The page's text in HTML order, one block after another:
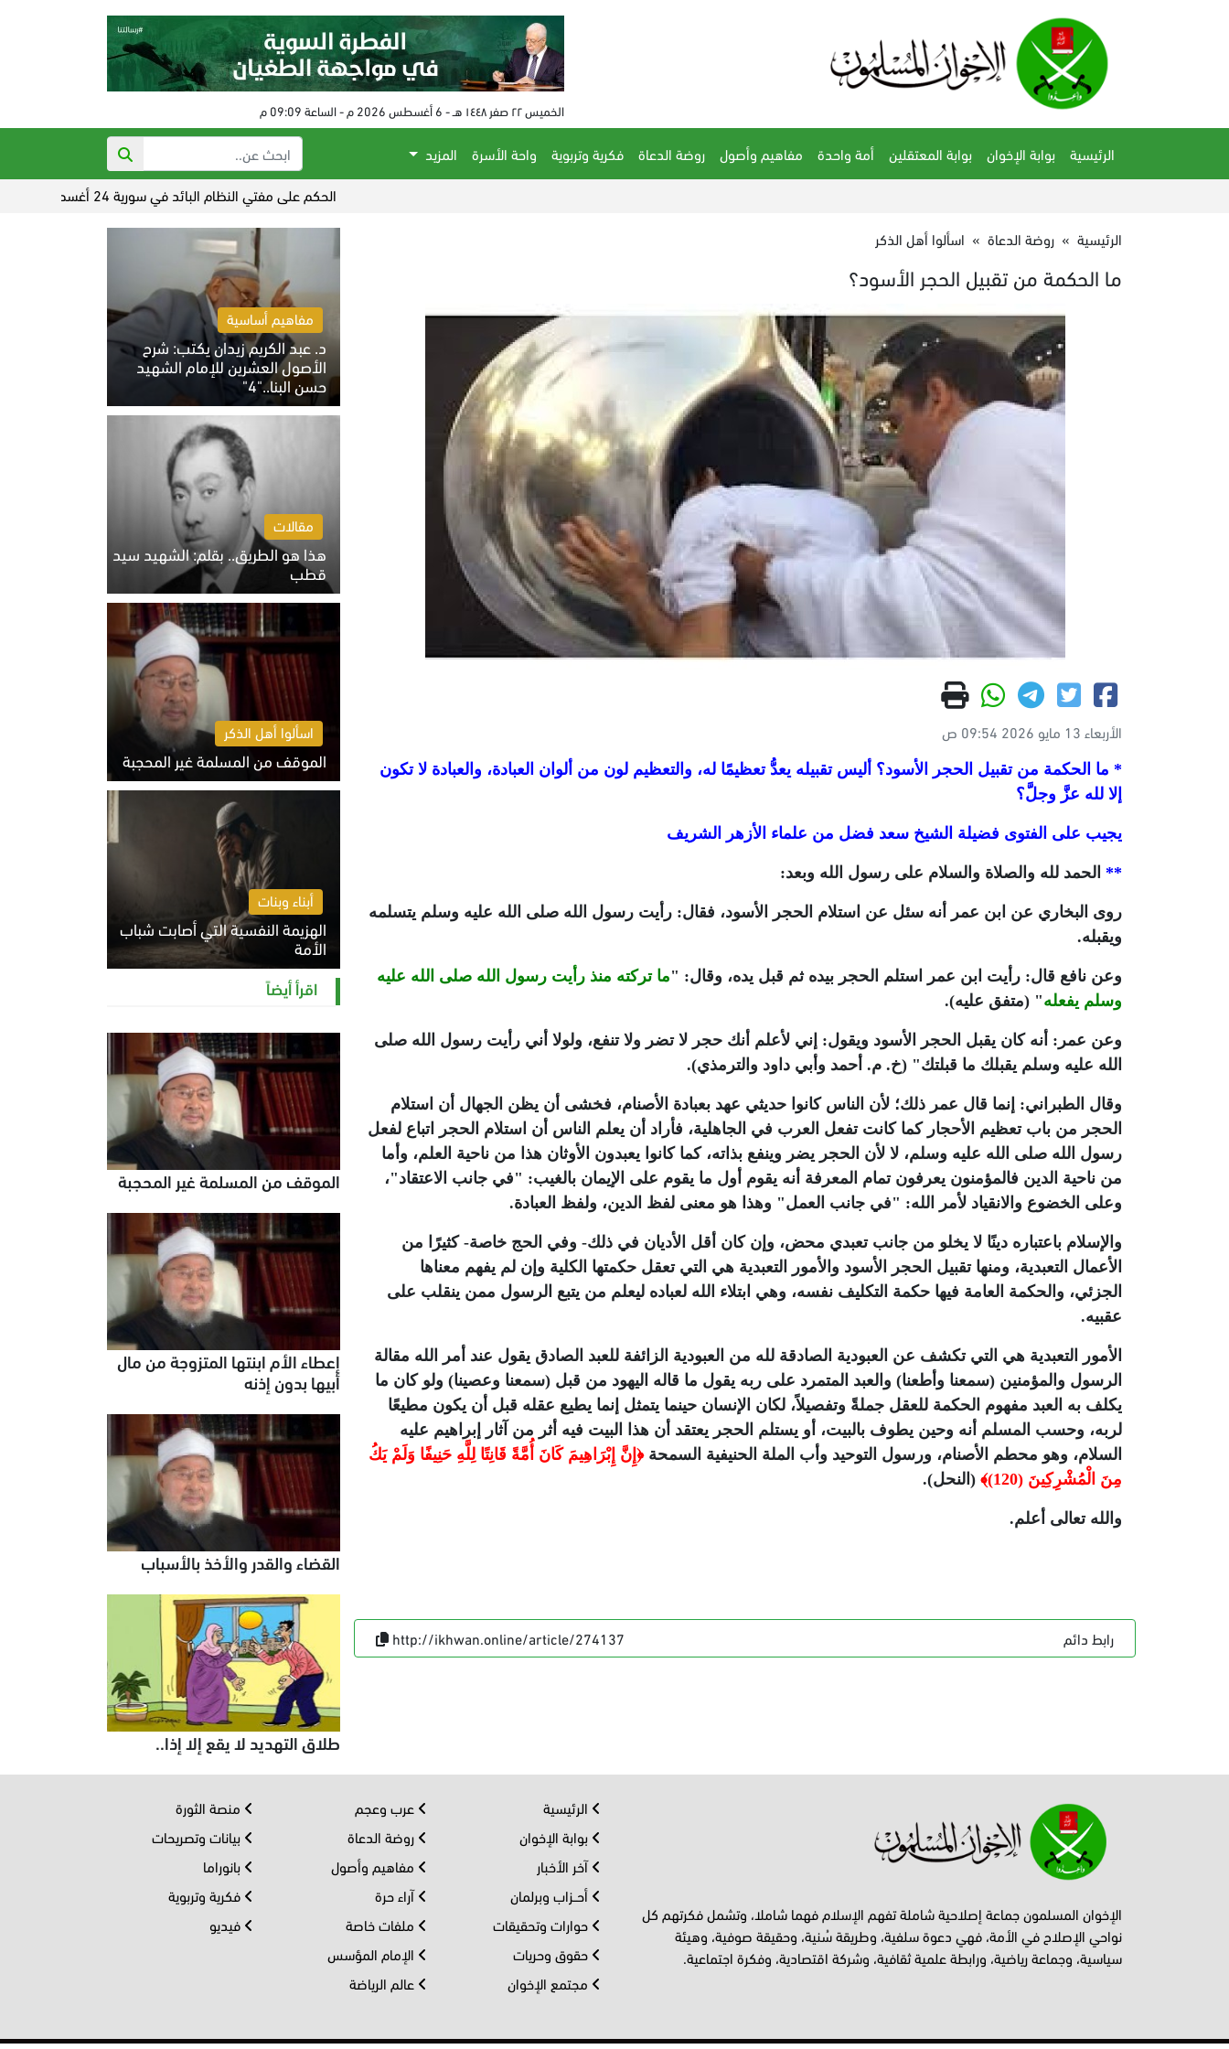
الخميس ٢٢ صفر ١٤٤٨ هـ - 6 أغسطس 2026 م - الساعة 09:09 م
الرئيسية بوابة الإخوان بوابة المعتقلين أمة واحدة مفاهيم وأصول روضة الدعاة فكرية وتربوية واحة الأسرة
المزيد
الحكم على مفتي النظام البائد في سورية 24 أغسطس
الرئيسية » روضة الدعاة » اسألوا أهل الذكر
ما الحكمة من تقبيل الحجر الأسود؟
الأربعاء 13 مايو 2026 09:54 ص
* ما الحكمة من تقبيل الحجر الأسود؟ أليس تقبيله يعدُّ تعظيمًا له، والتعظيم لون من ألوان العبادة، والعبادة لا تكون
إلا لله عزَّ وجلَّ؟
يجيب على الفتوى فضيلة الشيخ سعد فضل من علماء الأزهر الشريف
** الحمد لله والصلاة والسلام على رسول الله وبعد:
روى البخاري عن ابن عمر أنه سئل عن استلام الحجر الأسود، فقال: رأيت رسول الله صلى الله عليه وسلم يتسلمه
ويقبله.
وعن نافع قال: رأيت ابن عمر استلم الحجر بيده ثم قبل يده، وقال: "ما تركته منذ رأيت رسول الله صلى الله عليه
وسلم يفعله" (متفق عليه).
وعن عمر: أنه كان يقبل الحجر الأسود ويقول: إني لأعلم أنك حجر لا تضر ولا تنفع، ولولا أني رأيت رسول الله صلى
الله عليه وسلم يقبلك ما قبلتك" (خ. م. أحمد وأبي داود والترمذي).
وقال الطبراني: إنما قال عمر ذلك؛ لأن الناس كانوا حديثي عهد بعبادة الأصنام، فخشى أن يظن الجهال أن استلام
الحجر من باب تعظيم الأحجار كما كانت تفعل العرب في الجاهلية، فأراد أن يعلم الناس أن استلام الحجر اتباع لفعل
رسول الله صلى الله عليه وسلم، لا لأن الحجر يضر وينفع بذاته، كما كانوا يعبدون الأوثان هذا من ناحية العلم، وأما
من ناحية الدين فالمؤمنون يعرفون تمام المعرفة أنه يقوم أول ما يقوم على الإيمان بالغيب: "في جانب الاعتقاد"،
وعلى الخضوع والانقياد لأمر الله: "في جانب العمل" وهذا هو معنى لفظ الدين، ولفظ العبادة.
والإسلام باعتباره دينًا لا يخلو من جانب تعبدي محض، وإن كان أقل الأديان في ذلك- وفي الحج خاصة- كثيرًا من
الأعمال التعبدية، ومنها تقبيل الحجر الأسود والأمور التعبدية هي التي تعقل حكمتها الكلية وإن لم يفهم معناها
الجزئي، والحكمة العامة فيها حكمة التكليف نفسه، وهي ابتلاء الله لعباده ليعلم من يتبع الرسول ممن ينقلب على
عقبيه.
الأمور التعبدية هي التي تكشف عن العبودية الصادقة لله من العبودية الزائفة للعبد الصادق يقول عند أمر الله مقالة
الرسول والمؤمنين (سمعنا وأطعنا) والعبد المتمرد على ربه يقول ما قاله اليهود من قبل (سمعنا وعصينا) ولو كان ما
يكلف به العبد مفهوم الحكمة للعقل جملةً وتفصيلاً، لكان الإنسان حينما يتمثل إنما يطيع عقله قبل أن يكون مطيعًا
لربه، وحسب المسلم أنه وحين يطوف بالبيت، أو يستلم الحجر يعتقد أن هذا البيت فيه أثر من آثار إبراهيم عليه
السلام، وهو محطم الأصنام، ورسول التوحيد وأب الملة الحنيفية السمحة﴿إِنَّ إِبْرَاهِيمَ كَانَ أُمَّةً قَانِتًا لِلَّهِ حَنِيفًا وَلَمْ يَكُ
مِنَ الْمُشْرِكِينَ (120)﴾
(النحل).
والله تعالى أعلم.
رابط دائم http://ikhwan.online/article/274137
مفاهيم أساسية
د. عبد الكريم زيدان يكتب: شرح
الأصول العشرين للإمام الشهيد
حسن البنا.."4"
الخميس 6 أغسطس 2026 10:27 ص
مقالات
هذا هو الطريق.. بقلم: الشهيد سيد
قطب
الخميس 6 أغسطس 2026 10:52 ص
اسألوا أهل الذكر
الموقف من المسلمة غير المحجبة
الخميس 6 أغسطس 2026 10:45 ص
أبناء وبنات
الهزيمة النفسية التي أصابت شباب
الأمة
الخميس 6 أغسطس 2026 11:12 ص
اقرأ أيضاً
الموقف من المسلمة غير المحجبة
إعطاء الأم ابنتها المتزوجة من مال
أبيها بدون إذنه
القضاء والقدر والأخذ بالأسباب
طلاق التهديد لا يقع إلا إذا..
الإخوان المسلمون جماعة إصلاحية شاملة تفهم الإسلام فهما شاملا، وتشمل فكرتهم كل
نواحي الإصلاح في الأمة، فهي دعوة سلفية، وطريقة سُنية، وحقيقة صوفية، وهيئة
سياسية، وجماعة رياضية، ورابطة علمية ثقافية، وشركة اقتصادية، وفكرة اجتماعية.
الرئيسية
بوابة الإخوان
آخر الأخبار
أحــزاب وبرلمان
حوارات وتحقيقات
حقوق وحريات
مجتمع الإخوان
عرب وعجم
روضة الدعاة
مفاهيم وأصول
آراء حرة
ملفات خاصة
الإمام المؤسس
عالم الرياضة
منصة الثورة
بيانات وتصريحات
بانوراما
فكرية وتربوية
فيديو